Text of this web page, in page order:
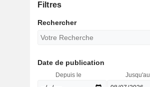
Filtres
Rechercher
Date de publication
Depuis le Jusqu'au